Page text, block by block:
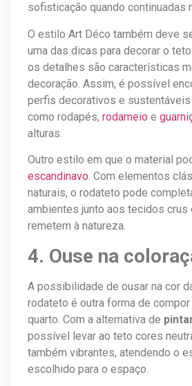
sofisticação quando continuadas
O estilo Art Déco também deve
uma das dicas para decorar o
os detalhes são características
decoração. Assim, é possível
perfis decorativos e
como rodapés, rodameio e
alturas.
Outro estilo em que o material
escandinavo. Com elementos
naturais, o rodateto pode
ambientes junto aos tecidos crus
remetem à natureza.
4. Ouse na
A possibilidade de ousar na cor
rodateto é outra forma de
quarto. Com a alternativa de
possível levar ao teto cores
também vibrantes, atendendo o
escolhido para o espaço.